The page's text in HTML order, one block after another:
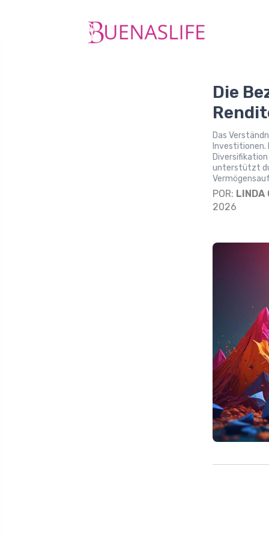
Die
Das
Investitionen.
unterstützt
POR: LINDA
2026